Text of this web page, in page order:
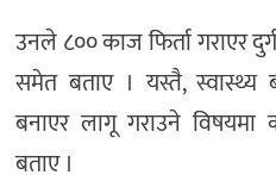
उनले ८०० काज फिर्ता गराएर
समेत बताए । यस्तै, स्वास्थ्य
बनाएर लागू गराउने विषयमा
बताए ।